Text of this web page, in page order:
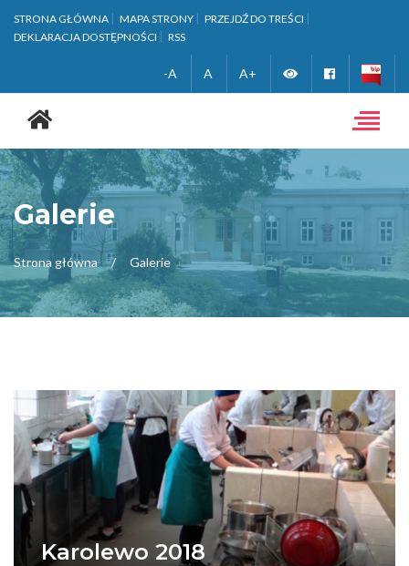
STRONA GŁÓWNA MAPA STRONY
PRZEJDŹ DO TREŚCI
DEKLARACJA DOSTĘPNOŚCI
RSS
-A A A+ Zmień
kontrastową
Facebook
Toggle
główna
Galerie
Strona główna Galerie
Karolewo 2018